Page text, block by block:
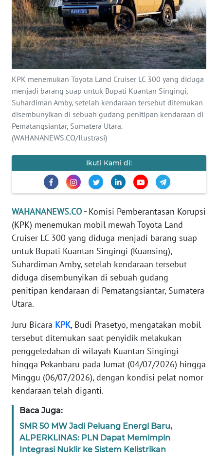
KPK menemukan Toyota Land Cruiser LC 300 yang diduga
menjadi barang suap untuk Bupati Kuantan Singingi,
Suhardiman Amby, setelah kendaraan tersebut ditemukan
disembunyikan di sebuah gudang penitipan kendaraan di
Pematangsiantar, Sumatera Utara.
(WAHANANEWS.CO/Ilustrasi)
Ikuti Kami di:
WAHANANEWS.CO -Komisi Pemberantasan Korupsi
(KPK) menemukan mobil mewah Toyota Land
Cruiser LC 300 yang diduga menjadi barang suap
untuk Bupati Kuantan Singingi (Kuansing),
Suhardiman Amby, setelah kendaraan tersebut
diduga disembunyikan di sebuah gudang
penitipan kendaraan di Pematangsiantar, Sumatera
Utara.
Juru Bicara KPK, Budi Prasetyo, mengatakan mobil
tersebut ditemukan saat penyidik melakukan
penggeledahan di wilayah Kuantan Singingi
hingga Pekanbaru pada Jumat (04/07/2026) hingga
Minggu (06/07/2026), dengan kondisi pelat nomor
kendaraan telah diganti.
Baca Juga:
SMR 50 MW Jadi Peluang Energi Baru,
ALPERKLINAS: PLN Dapat Memimpin
Integrasi Nuklir ke Sistem Kelistrikan
INTERNASIONAL
SERBA-SERBI
PENDIDIKAN
OLAHRAGA
OPINI
INDEKS
BERITA
KONTAK
KAMI
INFO
IKLAN
KAMI
PEDOMAN
MEDIA
SIBER
REDAKSI
KARIR
DISCLAIMER